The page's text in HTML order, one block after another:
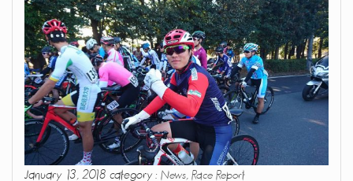
January 13, 2018 category : News Race Report